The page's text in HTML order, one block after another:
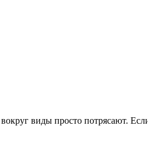
виды просто потрясают.